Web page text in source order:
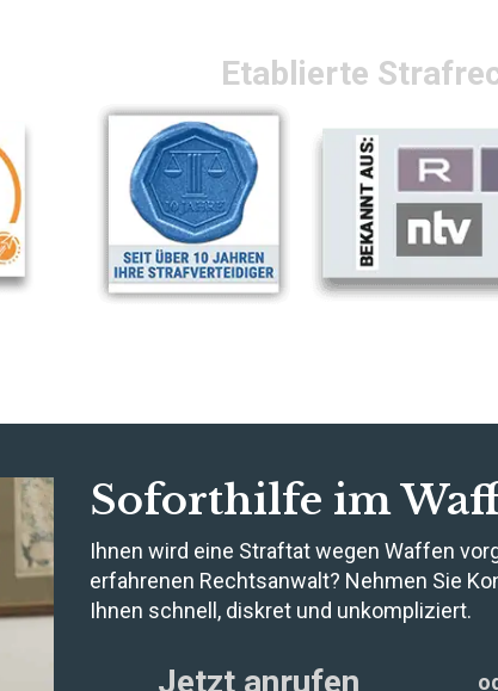
Etablierte
Soforthilfe im
Ihnen wird eine Straftat wegen Waffen
erfahrenen Rechtsanwalt? Nehmen Sie
Ihnen schnell, diskret und unkompliziert.
Jetzt anrufen